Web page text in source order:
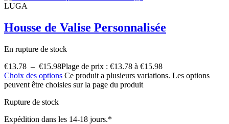
LUGA
Housse de Valise Personnalisée
En rupture de stock
€13.78 – €15.98Plage de prix : €13.78 à €15.98
Choix des options Ce produit a plusieurs variations. Les options
peuvent être choisies sur la page du produit
Rupture de stock
Expédition dans les 14-18 jours.*